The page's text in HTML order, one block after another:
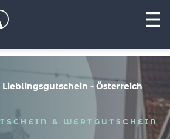
Lieblingsgutschein - Österreich
& WERTGUTSCHEIN